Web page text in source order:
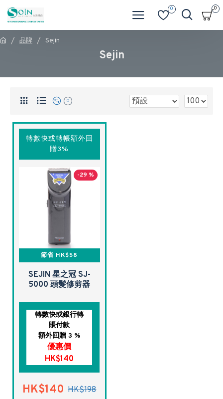
0 0
品牌 Sejin
Sejin
0
轉數快或轉帳額外回
贈3%
-29 %
節省 HK$58
SEJIN 星之冠 SJ-
5000 頭髮修剪器
轉數快或銀行轉
賬付款
額外回贈 3 %
優惠價
HK$140
HK$140 HK$198